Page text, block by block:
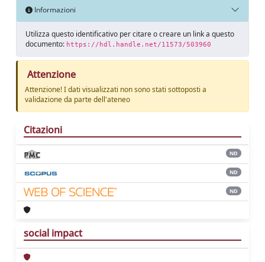
Informazioni
Utilizza questo identificativo per citare o creare un link a questo
documento: https://hdl.handle.net/11573/503960
Attenzione
Attenzione! I dati visualizzati non sono stati sottoposti a
validazione da parte dell'ateneo
Citazioni
ND
ND
ND
social impact